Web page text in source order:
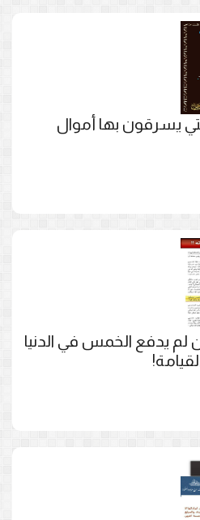
يسرقون بها أموال
يدفع الخمس في الدنيا